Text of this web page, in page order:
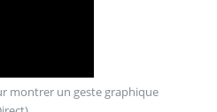
montrer un geste graphique